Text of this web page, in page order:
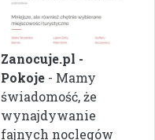
Zanocuje.pl -
Pokoje - Mamy
świadomość, że
wynajdywanie
fajnych noclegów